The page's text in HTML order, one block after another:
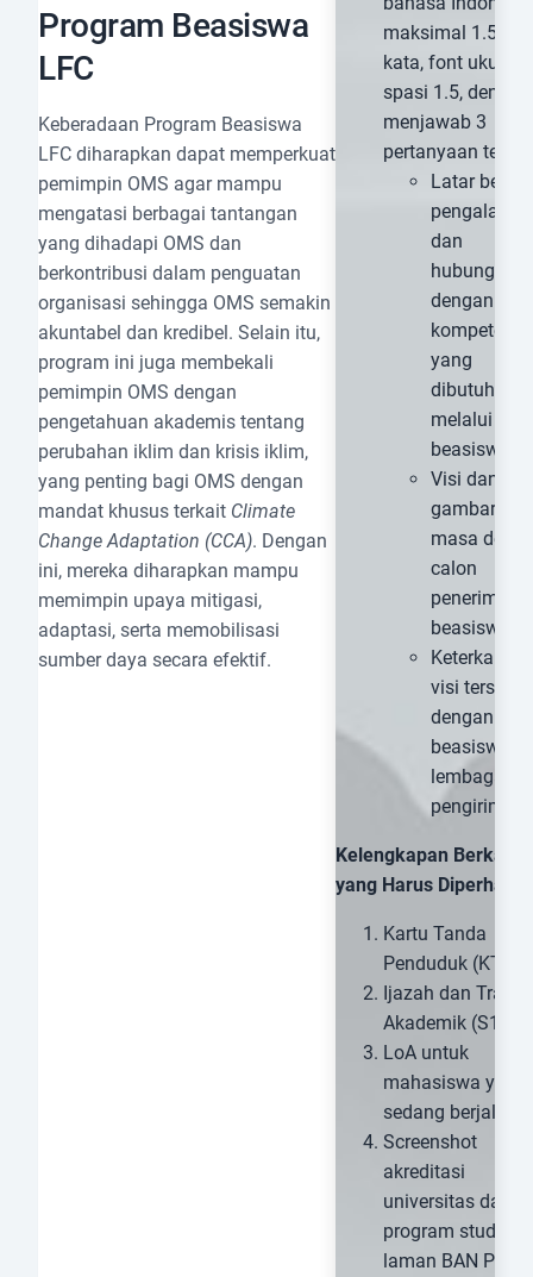
Program Beasiswa
LFC
Keberadaan Program Beasiswa
LFC diharapkan dapat memperkuat
pemimpin OMS agar mampu
mengatasi berbagai tantangan
yang dihadapi OMS dan
berkontribusi dalam penguatan
organisasi sehingga OMS semakin
akuntabel dan kredibel. Selain itu,
program ini juga membekali
pemimpin OMS dengan
pengetahuan akademis tentang
perubahan iklim dan krisis iklim,
yang penting bagi OMS dengan
mandat khusus terkait Climate
Change Adaptation (CCA). Dengan
ini, mereka diharapkan mampu
memimpin upaya mitigasi,
adaptasi, serta memobilisasi
sumber daya secara efektif.
maksimal 1.500
kata, font ukuran
spasi 1.5, dengan
menjawab 3
pertanyaan
Latar
dan
dengan
kompetensi
yang
dibutuhkan
melalui
beasiswa
Visi dan
gambaran
masa
calon
penerima
beasiswa.
Keterkaitan
visi tersebut
dengan
beasiswa
lembaga
pengirim.
Kelengkapan Berkas
yang Harus
Kartu Tanda
Penduduk (KTP).
Ijazah dan
Akademik (S1).
LoA untuk
mahasiswa yang
sedang berjalan.
Screenshot
akreditasi
universitas dan
program studi
laman BAN PT.